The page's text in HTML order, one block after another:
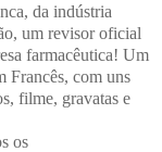
da indústria
um revisor oficial
farmacêutica! Um
Francês, com uns
filme, gravatas e
os